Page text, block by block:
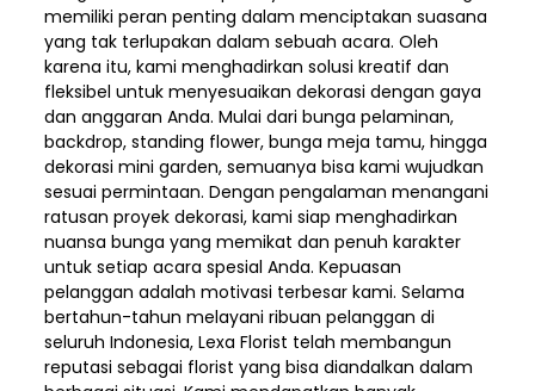
memiliki peran penting dalam menciptakan suasana
yang tak terlupakan dalam sebuah acara. Oleh
karena itu, kami menghadirkan solusi kreatif dan
fleksibel untuk menyesuaikan dekorasi dengan gaya
dan anggaran Anda. Mulai dari bunga pelaminan,
backdrop, standing flower, bunga meja tamu, hingga
dekorasi mini garden, semuanya bisa kami wujudkan
sesuai permintaan. Dengan pengalaman menangani
ratusan proyek dekorasi, kami siap menghadirkan
nuansa bunga yang memikat dan penuh karakter
untuk setiap acara spesial Anda. Kepuasan
pelanggan adalah motivasi terbesar kami. Selama
bertahun-tahun melayani ribuan pelanggan di
seluruh Indonesia, Lexa Florist telah membangun
reputasi sebagai florist yang bisa diandalkan dalam